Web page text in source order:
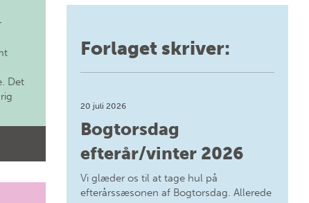
Det
Forlaget skriver:
20 juli 2026
Bogtorsdag
efterår/vinter 2026
Vi glæder os til at tage hul på
efterårssæsonen af Bogtorsdag. Allerede